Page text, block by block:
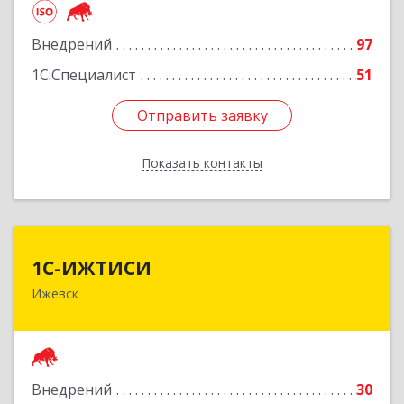
Внедрений
97
1С:Специалист
51
Отправить заявку
Показать контакты
Отправить заявку
Назад
1С-ИЖТИСИ
Ижевск
Внедрений
30
426000, Удмуртская Респ, Ижевск г, им Вадима